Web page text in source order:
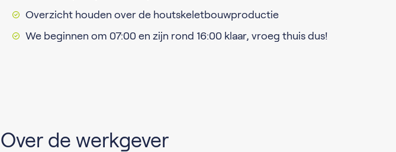
Overzicht houden over de houtskeletbouwproductie
We beginnen om 07:00 en zijn rond 16:00 klaar, vroeg thuis dus!
Over de werkgever